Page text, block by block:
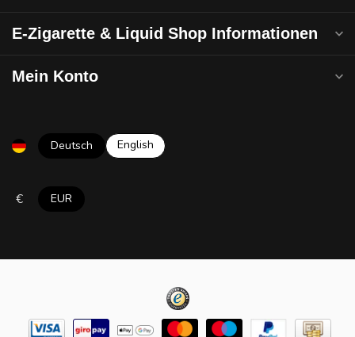
E-Zigarette & Liquid Shop Informationen
Mein Konto
Deutsch English
€ EUR